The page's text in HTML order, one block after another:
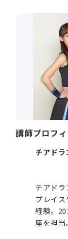
講師プロフ
チアドラ
チアドラ
プレイ
経験。
座を担当